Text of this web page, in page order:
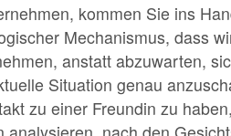
kommen Sie ins
Mechanismus, dass
anstatt abzuwarten,
Situation genau
zu einer Freundin zu